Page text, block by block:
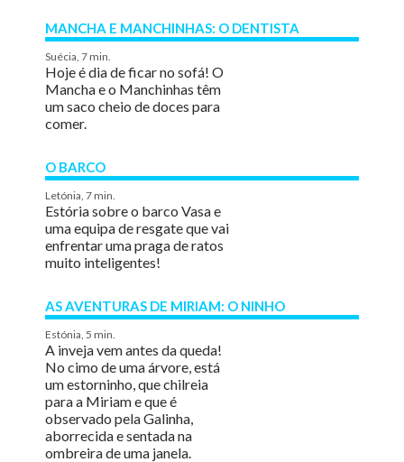
MANCHA E MANCHINHAS: O DENTISTA
Suécia, 7 min.
Hoje é dia de ficar no sofá! O
Mancha e o Manchinhas têm
um saco cheio de doces para
comer.
O BARCO
Letónia, 7 min.
Estória sobre o barco Vasa e
uma equipa de resgate que vai
enfrentar uma praga de ratos
muito inteligentes!
AS AVENTURAS DE MIRIAM: O NINHO
Estónia, 5 min.
A inveja vem antes da queda!
No cimo de uma árvore, está
um estorninho, que chilreia
para a Miriam e que é
observado pela Galinha,
aborrecida e sentada na
ombreira de uma janela.